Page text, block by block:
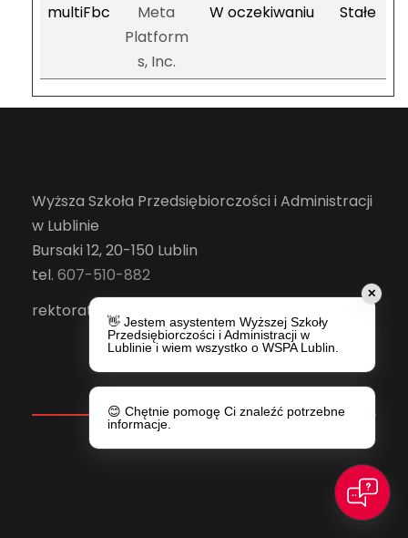
multiFbc
Meta
Platform
s, Inc.
W oczekiwaniu Stałe
Wyższa Szkoła Przedsiębiorczości i Administracji
w Lublinie
Bursaki 12, 20-150 Lublin
tel. 607-510-882
rektorat@wspa.pl
✕
👋 Jestem asystentem Wyższej Szkoły
Przedsiębiorczości i Administracji w
Lublinie i wiem wszystko o WSPA Lublin.
😊 Chętnie pomogę Ci znaleźć potrzebne
informacje.